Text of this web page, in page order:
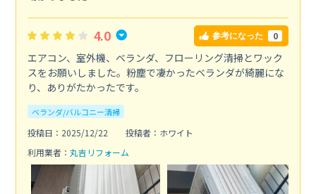
4.0 参考になった 0
エアコン、室外機、ベランダ、フローリング清掃とワック
スをお願いしました。粉塵で凄かったベランダが綺麗にな
り、ありがたかったです。
ベランダ/バルコニー清掃
投稿日：2025/12/22
投稿者：ホワイト
利用業者： 丸吉リフォーム